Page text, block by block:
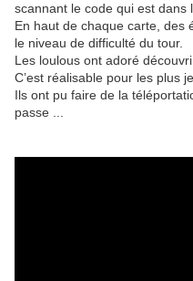
scannant le code qui est dans
En haut de chaque carte, des
le niveau de difficulté du tour.
Les loulous ont adoré
C’est réalisable pour les plus
Ils ont pu faire de la
passe ...